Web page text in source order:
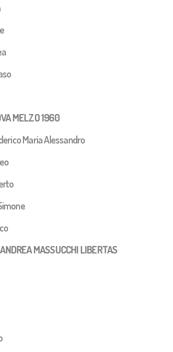
MELZO 1960
Maria Alessandro
MASSUCCHI LIBERTAS